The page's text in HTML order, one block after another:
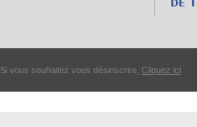
Si vous souhaitez vous désinscrire, Cliquez ici